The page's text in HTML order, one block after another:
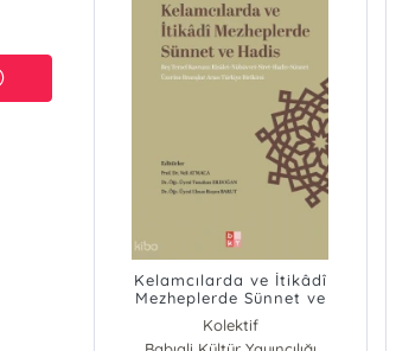
Kelamcılarda ve İtikâdî
Mezheplerde Sünnet ve
Hadis;Siret-Sünnet Külliyatı -
5
Kolektif